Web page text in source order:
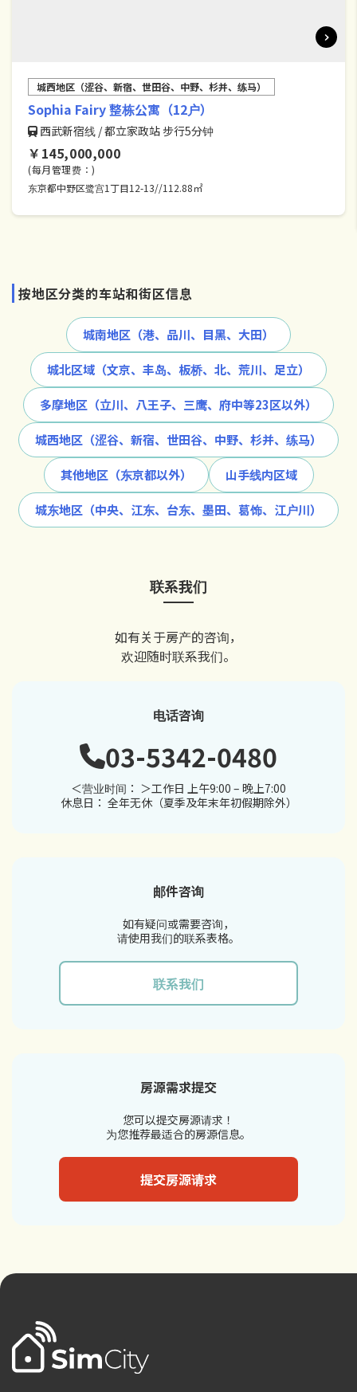
城西地区（涩谷、新宿、世田谷、中野、杉并、练马）
Sophia Fairy 整栋公寓（12户）
西武新宿线 / 都立家政站 步行5分钟
￥145,000,000
(每月管理费：)
东京都中野区鹭宫1丁目12-13//112.88㎡
按地区分类的车站和街区信息
城南地区（港、品川、目黑、大田）
城北区域（文京、丰岛、板桥、北、荒川、足立）
多摩地区（立川、八王子、三鹰、府中等23区以外）
城西地区（涩谷、新宿、世田谷、中野、杉并、练马）
其他地区（东京都以外） 山手线内区域
城东地区（中央、江东、台东、墨田、葛饰、江户川）
联系我们
如有关于房产的咨询，
欢迎随时联系我们。
电话咨询
03-5342-0480
＜营业时间： ＞工作日 上午9:00 – 晚上7:00
休息日： 全年无休（夏季及年末年初假期除外）
邮件咨询
如有疑问或需要咨询，
请使用我们的联系表格。
联系我们
房源需求提交
您可以提交房源请求！
为您推荐最适合的房源信息。
提交房源请求